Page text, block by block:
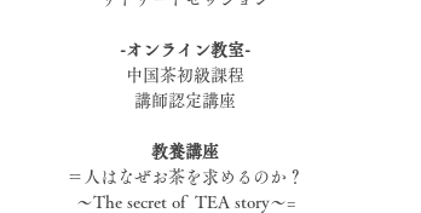
-オンライン教室-
中国茶初級課程
講師認定講座
教養講座
＝人はなぜお茶を求めるのか？
〜The secret of  TEA story〜=